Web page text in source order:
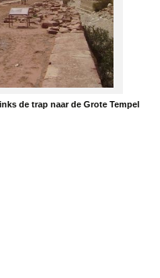
de trap naar de Grote Tempel